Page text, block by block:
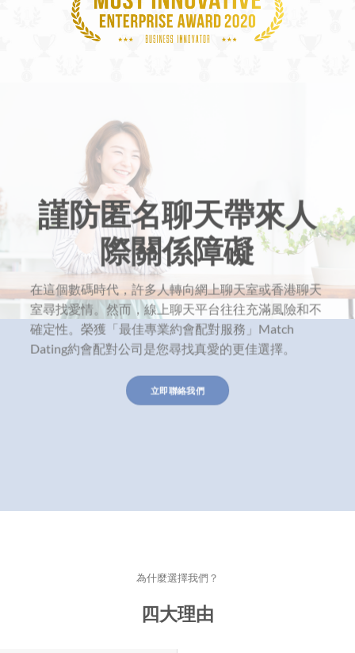
謹防匿名聊天帶來人
際關係障礙
在這個數碼時代，許多人轉向網上聊天室或香港聊天
室尋找愛情。然而，線上聊天平台往往充滿風險和不
確定性。榮獲「最佳專業約會配對服務」Match
Dating約會配對公司是您尋找真愛的更佳選擇。
立即聯絡我們
為什麼選擇我們？
四大理由